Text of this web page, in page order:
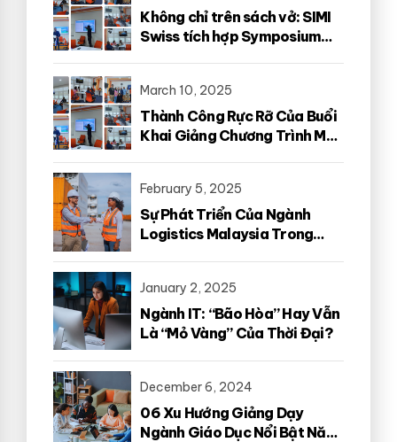
Không chỉ trên sách vở: SIMI
Swiss tích hợp Symposium
March 10, 2025
Thành Công Rực Rỡ Của Buổi
Khai Giảng Chương Trình MSc
February 5, 2025
Sự Phát Triển Của Ngành
Logistics Malaysia Trong
January 2, 2025
Ngành IT: “Bão Hòa” Hay Vẫn
Là “Mỏ Vàng” Của Thời Đại?
December 6, 2024
06 Xu Hướng Giảng Dạy
Ngành Giáo Dục Nổi Bật Năm